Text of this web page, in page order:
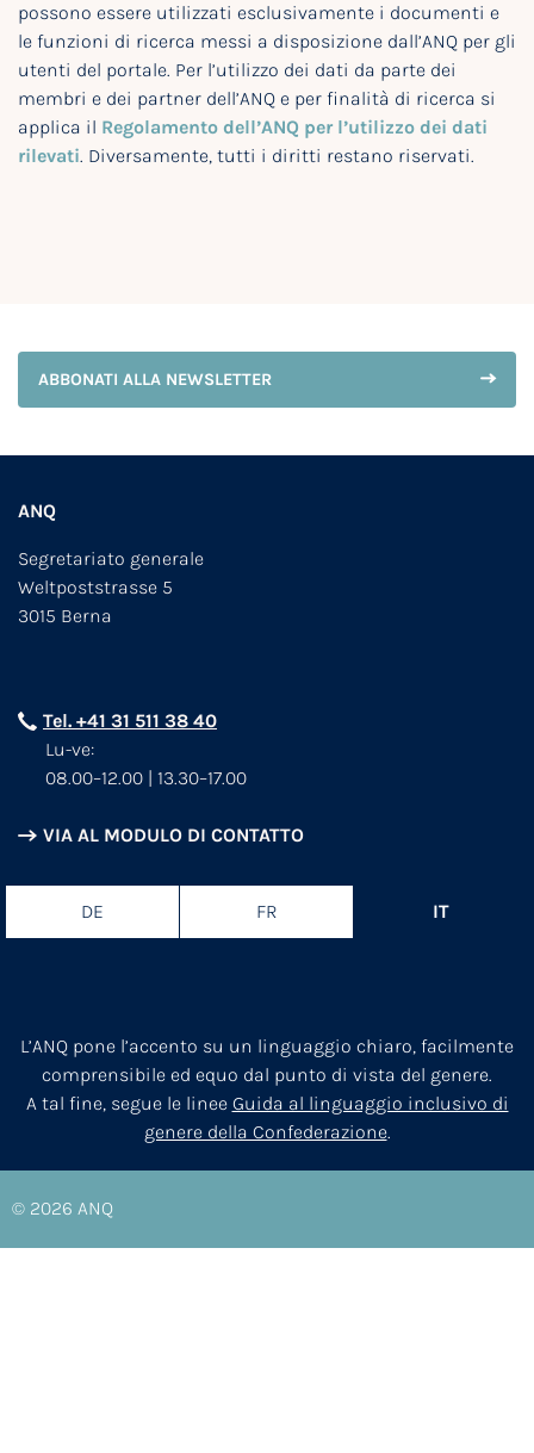
possono essere utilizzati esclusivamente i documenti e
le funzioni di ricerca messi a disposizione dall’ANQ per gli
utenti del portale. Per l’utilizzo dei dati da parte dei
membri e dei partner dell’ANQ e per finalità di ricerca si
applica il Regolamento dell’ANQ per l’utilizzo dei dati
rilevati. Diversamente, tutti i diritti restano riservati.
ABBONATI ALLA NEWSLETTER
ANQ
Segretariato generale
Weltpoststrasse 5
3015 Berna
Tel. +41 31 511 38 40
Lu-ve:
08.00–12.00 | 13.30–17.00
VIA AL MODULO DI CONTATTO
DE FR IT
L’ANQ pone l’accento su un linguaggio chiaro, facilmente
comprensibile ed equo dal punto di vista del genere.
A tal fine, segue le linee Guida al linguaggio inclusivo di
genere della Confederazione.
© 2026 ANQ